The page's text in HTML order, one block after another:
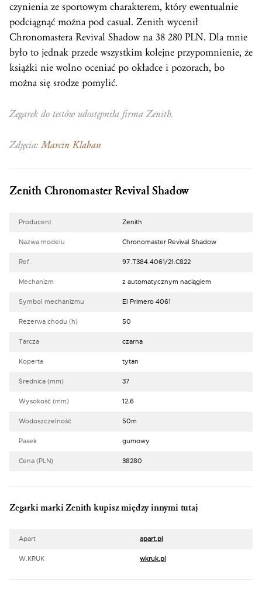
czynienia ze sportowym charakterem, który ewentualnie
podciągnąć można pod casual. Zenith wycenił
Chronomastera Revival Shadow na 38 280 PLN. Dla mnie
było to jednak przede wszystkim kolejne przypomnienie, że
książki nie wolno oceniać po okładce i pozorach, bo
można się srodze pomylić.
Zegarek do testów udostępniła firma Zenith.
Zdjęcia:Marcin Klaban
Zenith Chronomaster Revival Shadow
Producent Zenith
Nazwa modelu Chronomaster Revival Shadow
Ref. 97.T384.4061/21.C822
Mechanizm z automatycznym naciągiem
Symbol mechanizmu El Primero 4061
Rezerwa chodu (h) 50
Tarcza czarna
Koperta tytan
Średnica (mm) 37
Wysokość (mm) 12,6
Wodoszczelność 50m
Pasek gumowy
Cena (PLN) 38280
Zegarki marki Zenith kupisz między innymi tutaj
Apart apart.pl
W.KRUK wkruk.pl